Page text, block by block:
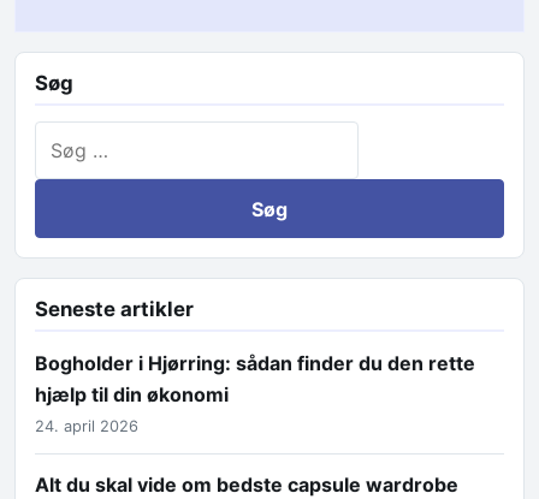
Søg
Seneste artikler
Bogholder i Hjørring: sådan finder du den rette
hjælp til din økonomi
24. april 2026
Alt du skal vide om bedste capsule wardrobe